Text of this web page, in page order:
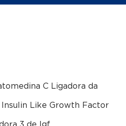
C Ligadora da
Like Growth Factor